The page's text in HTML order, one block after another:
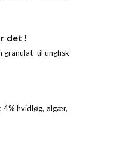
det !
granulat til ungfisk
4% hvidløg, ølgær,